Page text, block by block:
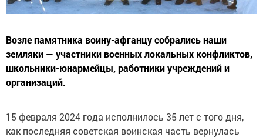
Возле памятника воину-афганцу собрались наши
земляки — участники военных локальных конфликтов,
школьники-юнармейцы, работники учреждений и
организаций.
15 февраля 2024 года исполнилось 35 лет с того дня,
как последняя советская воинская часть вернулась